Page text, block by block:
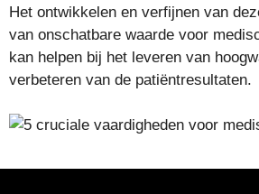
Het ontwikkelen en verfijnen van
van onschatbare waarde voor
kan helpen bij het leveren van
verbeteren van de patiëntresultaten.